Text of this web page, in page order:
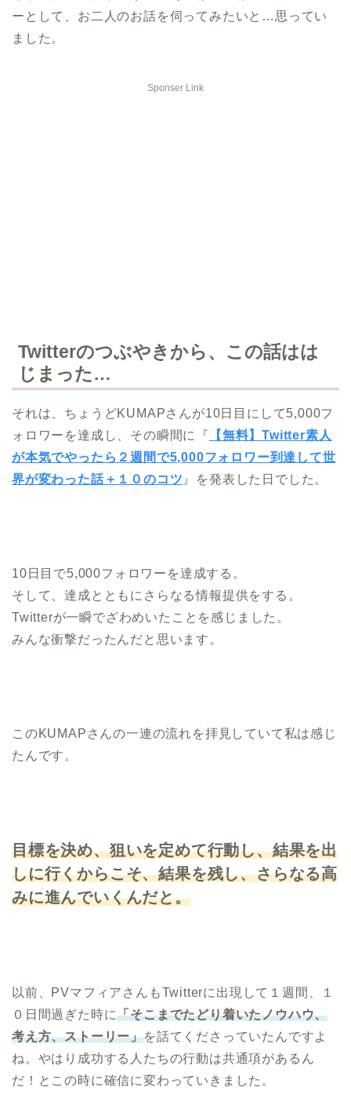
ーとして、お二人のお話を伺ってみたいと…思ってい
ました。
Sponser Link
Twitterのつぶやきから、この話はは
じまった…
それは、ちょうどKUMAPさんが10日目にして5,000フ
ォロワーを達成し、その瞬間に『
【無料】Twitter素人
が本気でやったら２週間で5,000フォロワー到達して世
界が変わった話＋１０のコツ 』を発表した日でした。
10日目で5,000フォロワーを達成する。
そして、達成とともにさらなる情報提供をする。
Twitterが一瞬でざわめいたことを感じました。
みんな衝撃だったんだと思います。
このKUMAPさんの一連の流れを拝見していて私は感じ
たんです。
目標を決め、狙いを定めて行動し、結果を出
しに行くからこそ、結果を残し、さらなる高
みに進んでいくんだと。
以前、PVマフィアさんもTwitterに出現して１週間、１
０日間過ぎた時に「そこまでたどり着いたノウハウ、
考え方、ストーリー」を話てくださっていたんですよ
ね。やはり成功する人たちの行動は共通項があるん
だ！とこの時に確信に変わっていきました。